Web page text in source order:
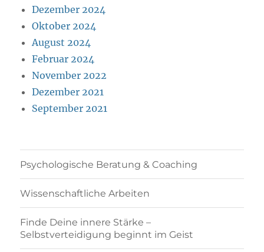
Dezember 2024
Oktober 2024
August 2024
Februar 2024
November 2022
Dezember 2021
September 2021
Psychologische Beratung & Coaching
Wissenschaftliche Arbeiten
Finde Deine innere Stärke –
Selbstverteidigung beginnt im Geist